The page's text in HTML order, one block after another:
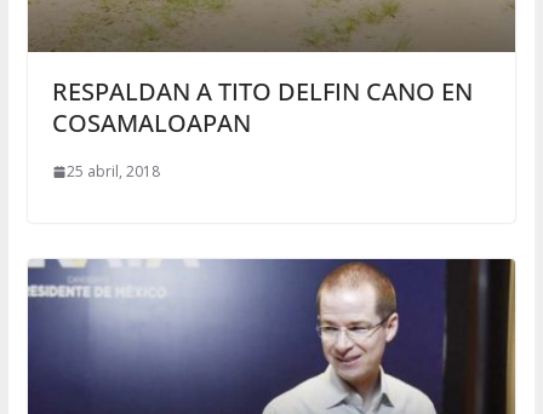
RESPALDAN A TITO DELFIN CANO EN
COSAMALOAPAN
25 abril, 2018